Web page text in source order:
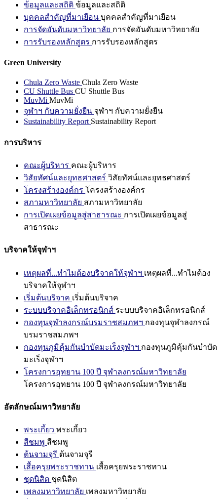
ข้อมูลและสถิติ ข้อมูลและสถิติ
บุคคลสำคัญที่มาเยือน บุคคลสำคัญที่มาเยือน
การจัดอันดับมหาวิทยาลัย การจัดอันดับมหาวิทยาลัย
การรับรองหลักสูตร การรับรองหลักสูตร
Green University
Chula Zero Waste Chula Zero Waste
CU Shuttle Bus CU Shuttle Bus
MuvMi MuvMi
จุฬาฯ กับความยั่งยืน จุฬาฯ กับความยั่งยืน
Sustainability Report Sustainability Report
การบริหาร
คณะผู้บริหาร คณะผู้บริหาร
วิสัยทัศน์และยุทธศาสตร์ วิสัยทัศน์และยุทธศาสตร์
โครงสร้างองค์กร โครงสร้างองค์กร
สภามหาวิทยาลัย สภามหาวิทยาลัย
การเปิดเผยข้อมูลสู่สาธารณะ การเปิดเผยข้อมูลสู่
สาธารณะ
บริจาคให้จุฬาฯ
เหตุผลที่...ทำไมต้องบริจาคให้จุฬาฯ เหตุผลที่...ทำไมต้อง
บริจาคให้จุฬาฯ
เริ่มต้นบริจาค เริ่มต้นบริจาค
ระบบบริจาคอิเล็กทรอนิกส์ ระบบบริจาคอิเล็กทรอนิกส์
กองทุนจุฬาลงกรณ์บรมราชสมภพฯ กองทุนจุฬาลงกรณ์
บรมราชสมภพฯ
กองทุนภูมิคุ้มกันบำบัดมะเร็งจุฬาฯ กองทุนภูมิคุ้มกันบำบัด
มะเร็งจุฬาฯ
โครงการอุทยาน 100 ปี จุฬาลงกรณ์มหาวิทยาลัย
โครงการอุทยาน 100 ปี จุฬาลงกรณ์มหาวิทยาลัย
อัตลักษณ์มหาวิทยาลัย
พระเกี้ยว พระเกี้ยว
สีชมพู สีชมพู
ต้นจามจุรี ต้นจามจุรี
เสื้อครุยพระราชทาน เสื้อครุยพระราชทาน
ชุดนิสิต ชุดนิสิต
เพลงมหาวิทยาลัย เพลงมหาวิทยาลัย